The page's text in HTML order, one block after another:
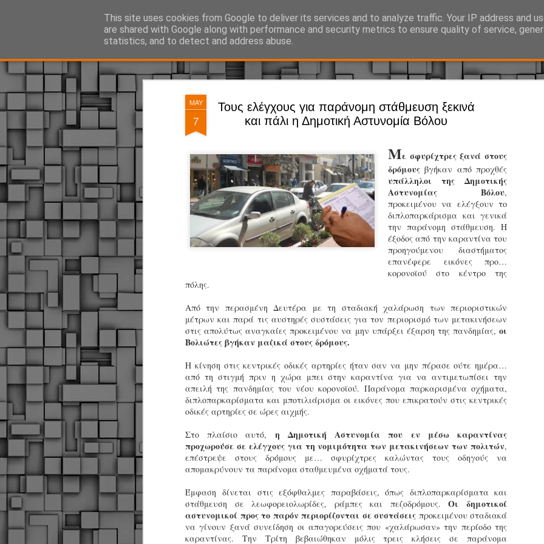
MAY
7
Τους ελέγχους για παράνομη στάθμευση ξεκινά
και πάλι η Δημοτική Αστυνομία Βόλου
Με σφυρίχτρες ξανά στους
δρόμους βγήκαν από προχθές
υπάλληλοι της Δημοτικής
Αστυνομίας Βόλου,
προκειμένου να ελέγξουν το
διπλοπαρκάρισμα και γενικά
την παράνομη στάθμευση. Η
έξοδος από την καραντίνα του
προηγούμενου διαστήματος
επανέφερε εικόνες προ…
κορονοϊού στο κέντρο της
πόλης.
Από την περασμένη Δευτέρα με τη σταδιακή χαλάρωση των περιοριστικών
μέτρων και παρά τις αυστηρές συστάσεις για τον περιορισμό των μετακινήσεων
στις απολύτως αναγκαίες προκειμένου να μην υπάρξει έξαρση της πανδημίας, οι
Βολιώτες βγήκαν μαζικά στους δρόμους.
Η κίνηση στις κεντρικές οδικές αρτηρίες ήταν σαν να μην πέρασε ούτε ημέρα…
από τη στιγμή πριν η χώρα μπει στην καραντίνα για να αντιμετωπίσει την
απειλή της πανδημίας του νέου κορονοϊού. Παράνομα παρκαρισμένα οχήματα,
διπλοπαρκαρίσματα και μποτιλιάρισμα οι εικόνες που επικρατούν στις κεντρικές
οδικές αρτηρίες σε ώρες αιχμής.
Στο πλαίσιο αυτό, η Δημοτική Αστυνομία που εν μέσω καραντίνας
προχωρούσε σε ελέγχους για τη νομιμότητα των μετακινήσεων των πολιτών,
επέστρεψε στους δρόμους με… σφυρίχτρες καλώντας τους οδηγούς να
απομακρύνουν τα παράνομα σταθμευμένα οχήματά τους.
Έμφαση δίνεται στις εξόφθαλμες παραβάσεις, όπως διπλοπαρκαρίσματα και
στάθμευση σε λεωφορειολωρίδες, ράμπες και πεζοδρόμους.Οι δημοτικοί
αστυνομικοί προς το παρόν περιορίζονται σε συστάσεις προκειμένου σταδιακά
να γίνουν ξανά συνείδηση οι απαγορεύσεις που «χαλάρωσαν» την περίοδο της
καραντίνας. Την Τρίτη βεβαιώθηκαν μόλις τρεις κλήσεις σε παράνομα
This site uses cookies from Google to deliver its services and to analyze traffic. Your IP address and
are shared with Google along with performance and security metrics to ensure quality of service,
statistics, and to detect and address abuse.
ΔΗΜΟΤΙΚΗ ΑΣΤΥΝΟΜΙΑ, τα νέα! Ό, τι συμβαίνει γύρω από τη Δημοτική Αστυνομία, την τοπική
JUL
Ξεκινά επίσημα η
Η Δημοτική Αστυνομία
καθώς από την 1η
επιχειρησιακή
παρουσία του Δήμου
χώρους.
Η νέα υπηρεσία θα
εκπαιδευμένους
είναι έτοιμοι να
Στο πλαίσιο της
ολοκαίνουργια
στελεχών της υπηρεσίας.
JUN
Δήμος Κοζάνης :
Αναμνηστικά
JUN
Απολογισμός των
ελέγχων σε ιδιοκτήτες
JUN
Δημοτική Αστυνομία
Θεσσαλονίκης: Ένταση